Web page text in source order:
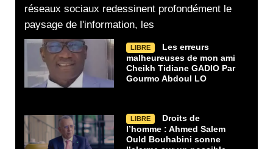
réseaux sociaux redessinent profondément le
paysage de l'information, les
LIBRE
Les erreurs
malheureuses de mon ami
Cheikh Tidiane GADIO Par
Gourmo Abdoul LO
LIBRE
Droits de
l’homme : Ahmed Salem
Ould Bouhabini sonne